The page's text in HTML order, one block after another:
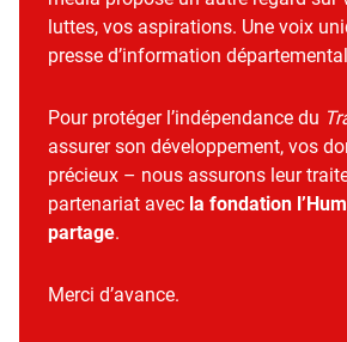
luttes, vos aspirations. Une voix
presse d’information
Pour protéger l’indépendance du
assurer son développement, vos
précieux – nous assurons leur
partenariat avec la fondation
partage.
Merci d’avance.